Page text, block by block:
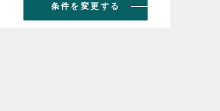
条件を変更する